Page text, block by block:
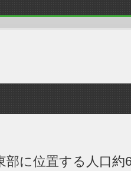
部に位置する人口